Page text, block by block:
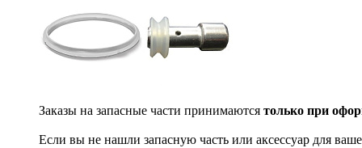
Заказы на запасные части принимаются только при
Если вы не нашли запасную часть или аксессуар для